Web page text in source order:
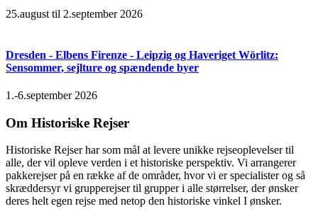
25.august til 2.september 2026
Dresden - Elbens Firenze - Leipzig og Haveriget Wörlitz:
Sensommer, sejlture og spændende byer
1.-6.september 2026
Om Historiske Rejser
Historiske Rejser har som mål at levere unikke rejseoplevelser til
alle, der vil opleve verden i et historiske perspektiv. Vi arrangerer
pakkerejser på en række af de områder, hvor vi er specialister og så
skræddersyr vi grupperejser til grupper i alle størrelser, der ønsker
deres helt egen rejse med netop den historiske vinkel I ønsker.